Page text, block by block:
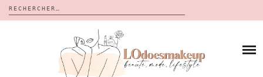
Rechercher :
CALENDRIERS DE L’AVENT
À PROPOS